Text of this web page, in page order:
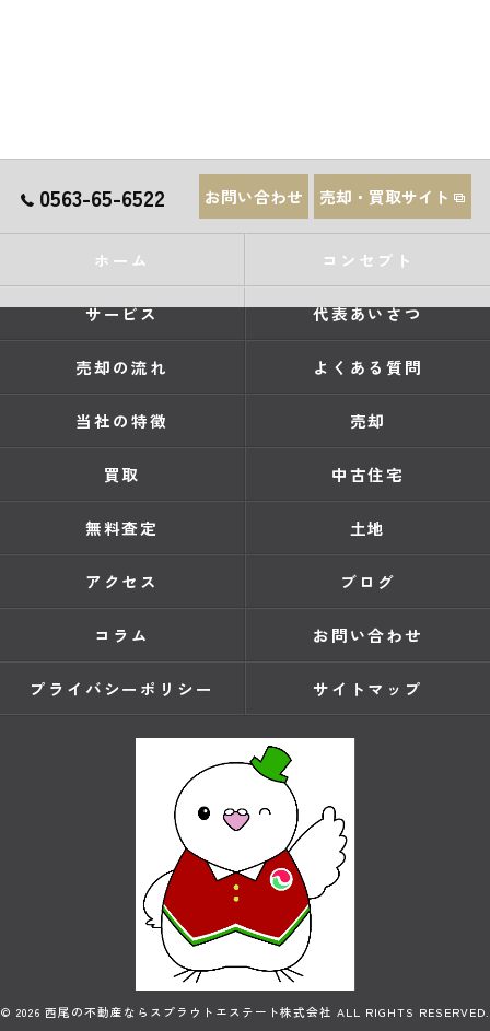
0563-65-6522 お問い合わせ 売却・買取サイト
ホーム コンセプト
サービス 代表あいさつ
売却の流れ よくある質問
当社の特徴 売却
買取 中古住宅
無料査定 土地
アクセス ブログ
コラム お問い合わせ
プライバシーポリシー サイトマップ
© 2026 西尾の不動産ならスプラウトエステート株式会社 ALL RIGHTS RESERVED.